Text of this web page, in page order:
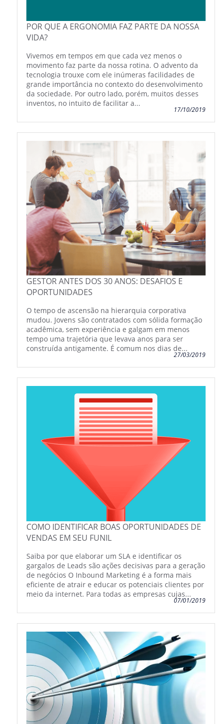
POR QUE A ERGONOMIA FAZ PARTE DA NOSSA
VIDA?
Vivemos em tempos em que cada vez menos o
movimento faz parte da nossa rotina. O advento da
tecnologia trouxe com ele inúmeras facilidades de
grande importância no contexto do desenvolvimento
da sociedade. Por outro lado, porém, muitos desses
inventos, no intuito de facilitar a...
17/10/2019
GESTOR ANTES DOS 30 ANOS: DESAFIOS E
OPORTUNIDADES
O tempo de ascensão na hierarquia corporativa
mudou. Jovens são contratados com sólida formação
acadêmica, sem experiência e galgam em menos
tempo uma trajetória que levava anos para ser
construída antigamente. É comum nos dias de...
27/03/2019
COMO IDENTIFICAR BOAS OPORTUNIDADES DE
VENDAS EM SEU FUNIL
Saiba por que elaborar um SLA e identificar os
gargalos de Leads são ações decisivas para a geração
de negócios O Inbound Marketing é a forma mais
eficiente de atrair e educar os potenciais clientes por
meio da internet. Para todas as empresas cujas...
07/01/2019